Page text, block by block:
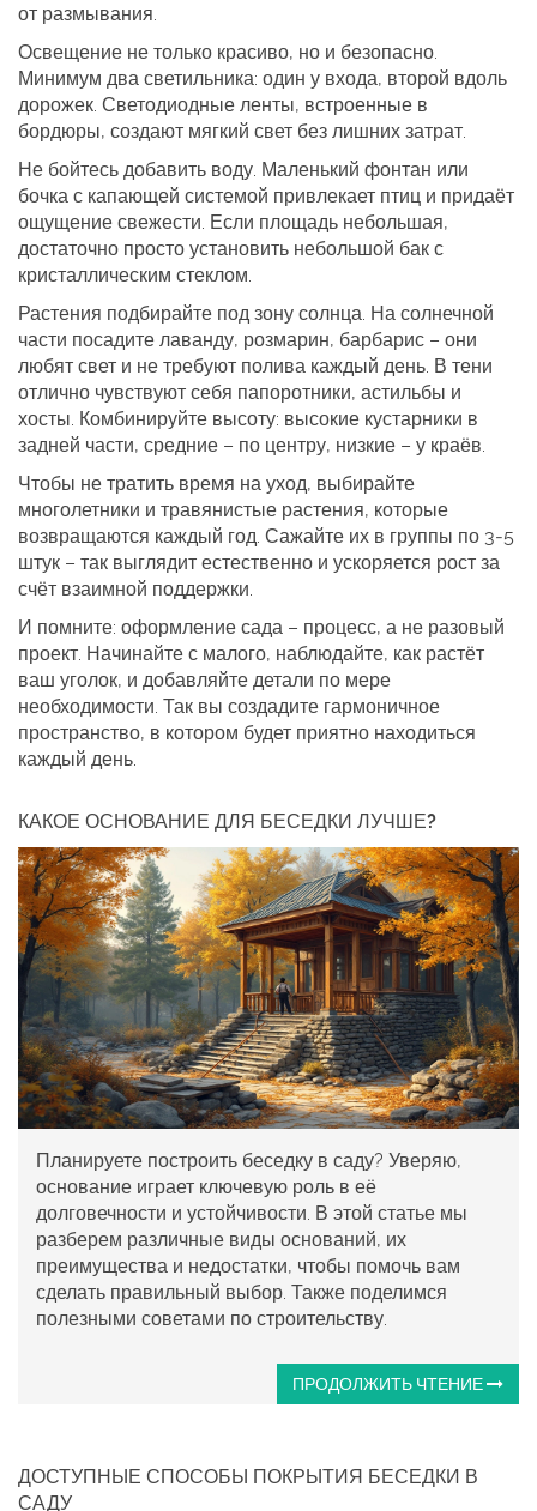
от размывания.
Освещение не только красиво, но и безопасно.
Минимум два светильника: один у входа, второй вдоль
дорожек. Светодиодные ленты, встроенные в
бордюры, создают мягкий свет без лишних затрат.
Не бойтесь добавить воду. Маленький фонтан или
бочка с капающей системой привлекает птиц и придаёт
ощущение свежести. Если площадь небольшая,
достаточно просто установить небольшой бак с
кристаллическим стеклом.
Растения подбирайте под зону солнца. На солнечной
части посадите лаванду, розмарин, барбарис – они
любят свет и не требуют полива каждый день. В тени
отлично чувствуют себя папоротники, астильбы и
хосты. Комбинируйте высоту: высокие кустарники в
задней части, средние – по центру, низкие – у краёв.
Чтобы не тратить время на уход, выбирайте
многолетники и травянистые растения, которые
возвращаются каждый год. Сажайте их в группы по 3‑5
штук – так выглядит естественно и ускоряется рост за
счёт взаимной поддержки.
И помните: оформление сада – процесс, а не разовый
проект. Начинайте с малого, наблюдайте, как растёт
ваш уголок, и добавляйте детали по мере
необходимости. Так вы создадите гармоничное
пространство, в котором будет приятно находиться
каждый день.
КАКОЕ ОСНОВАНИЕ ДЛЯ БЕСЕДКИ ЛУЧШЕ?
Планируете построить беседку в саду? Уверяю,
основание играет ключевую роль в её
долговечности и устойчивости. В этой статье мы
разберем различные виды оснований, их
преимущества и недостатки, чтобы помочь вам
сделать правильный выбор. Также поделимся
полезными советами по строительству.
ПРОДОЛЖИТЬ ЧТЕНИЕ
ДОСТУПНЫЕ СПОСОБЫ ПОКРЫТИЯ БЕСЕДКИ В
САДУ